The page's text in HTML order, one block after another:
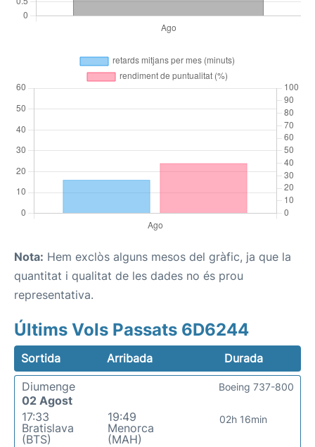
Nota: Hem exclòs alguns mesos del gràfic, ja que la
quantitat i qualitat de les dades no és prou
representativa.
Últims Vols Passats 6D6244
Sortida Arribada
Durada
Diumenge
02 Agost
17:33
Bratislava
(BTS)
19:49
Menorca
(MAH)
02h 16min
Boeing 737-800